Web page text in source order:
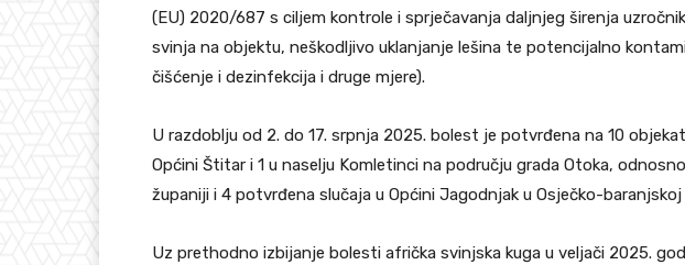
(EU) 2020/687 s ciljem kontrole i sprječavanja daljnjeg širenja
svinja na objektu, neškodljivo uklanjanje lešina te potencijalno
čišćenje i dezinfekcija i druge mjere).
U razdoblju od 2. do 17. srpnja 2025. bolest je potvrđena na 10
Općini Štitar i 1 u naselju Komletinci na području grada Otoka,
županiji i 4 potvrđena slučaja u Općini Jagodnjak u Osječko-baranjskoj
Uz prethodno izbijanje bolesti afrička svinjska kuga u veljači 2025.